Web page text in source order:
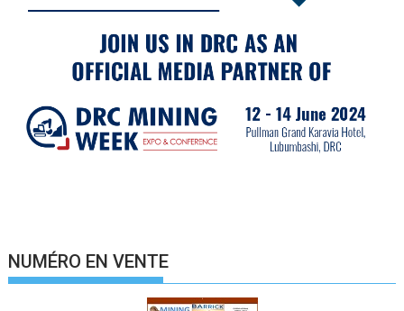
NUMÉRO EN VENTE